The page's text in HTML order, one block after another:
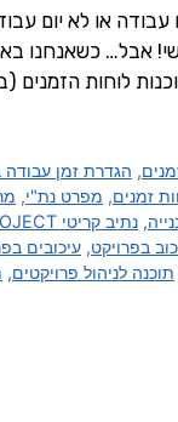
עבודה או לא יום
אבל… כשאנחנו
לוחות הזמנים
, הגדרת זמן
זמנים, מפרט נת"י,
, נתיב קריטי MS PROJECT
בפרויקט, עיכובים
תוכנה לניהול פרויקטים,